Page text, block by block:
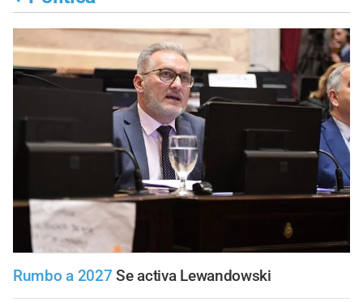
Rumbo a 2027 Se activa Lewandowski